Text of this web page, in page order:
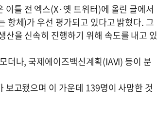
틀 전 엑스(X·옛 트위터)에 올린 글에서
항체)가 우선 평가되고 있다고 밝혔다. 그
을 신속히 진행하기 위해 속도를 내고 있
더나, 국제에이즈백신계획(IAVI) 등이 분
고됐으며 이 가운데 139명이 사망한 것